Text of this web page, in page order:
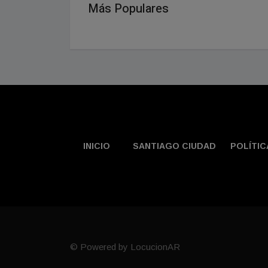
Más Populares
INICIO SANTIAGO CIUDAD
© Powered by LocucionAR